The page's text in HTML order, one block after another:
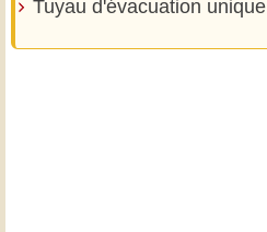
Tuyau d'évacuation unique